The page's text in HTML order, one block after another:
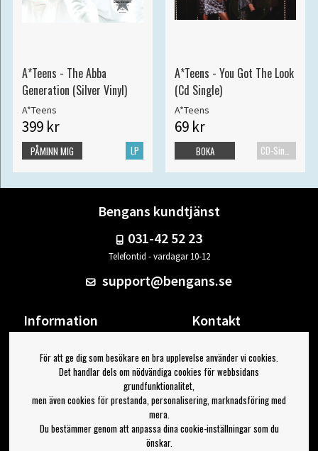
A*Teens - The Abba
Generation (Silver Vinyl)
A*Teens
399 kr
LP
PÅMINN MIG
A*Teens - You Got The Look
(Cd Single)
A*Teens
69 kr
CD-Singel
BOKA
Bengans kundtjänst
031-42 52 23
Telefontid - vardagar 10-12
support@bengans.se
Information
Om Bengans
FAQ / Köp- & Leveransvillkor
Kontakt
Din sida
Logga ut
Jag vill ha tips från Bengans
För att ge dig som besökare en bra upplevelse använder vi cookies.
Det handlar dels om nödvändiga cookies för webbsidans
grundfunktionalitet,
men även cookies för prestanda, personalisering, marknadsföring med
mera.
Du bestämmer genom att anpassa dina cookie-inställningar som du
önskar.